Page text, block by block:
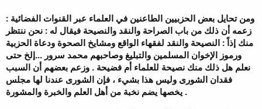
ومن تحايل بعض الحزبيين الطاعنين في العلماء عبر القنوات الفضائية :
زعمه أن ذلك من باب الصراحة والنقد والنصيحة فيقال له : نحن ننتظر
منك إذاً : النصيحة والنقد لفقهاء الواقع ومشايخ الصحوة ودعاة الحزبية
ورموز الإخوان المسلمين والتبليغ وصاحبهم محمد سرور ...إلخ حتى
نعلم هل ذلك منك نصيحة للعلماء أم فضيحة . وزعم بعضهم أن السبب
فقدان الشورى وليس هذا بشيء ، فإن الشورى عندنا لها مجلس
يخصها يضم نخبة من أهل العلم والخبرة والمشورة .